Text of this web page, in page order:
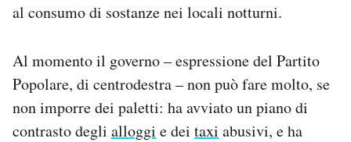
al consumo di sostanze nei locali notturni.
Al momento il governo – espressione del Partito
Popolare, di centrodestra – non può fare molto, se
non imporre dei paletti: ha avviato un piano di
contrasto degli alloggi e dei taxi abusivi, e ha